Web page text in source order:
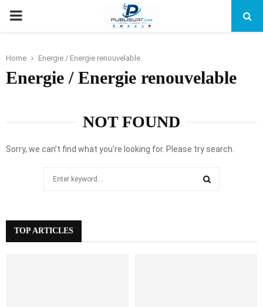
PRIMARY
Home Energie / Energie renouvelable
Energie / Energie renouvelable
NOT FOUND
Sorry, we can’t find what you’re looking for. Please try search.
TOP ARTICLES